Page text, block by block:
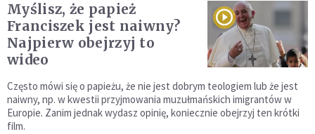
Myślisz, że papież
Franciszek jest naiwny?
Najpierw obejrzyj to
wideo
Często mówi się o papieżu, że nie jest dobrym teologiem lub że jest
naiwny, np. w kwestii przyjmowania muzułmańskich imigrantów w
Europie. Zanim jednak wydasz opinię, koniecznie obejrzyj ten krótki
film.